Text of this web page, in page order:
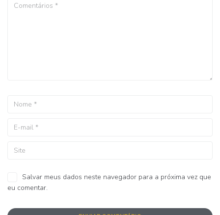
Salvar meus dados neste navegador para a próxima vez que
eu comentar.